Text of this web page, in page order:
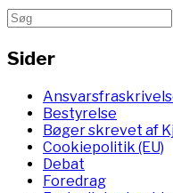
Sider
Bestyrelse
Bøger skrevet af
Cookiepolitik (EU)
Debat
Foredrag